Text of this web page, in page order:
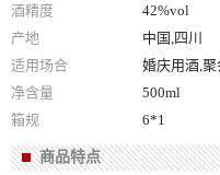
酒精度
42%vol
产地
中国,四川
适用场合
婚庆用酒,
净含量
500ml
箱规
6*1
商品特点